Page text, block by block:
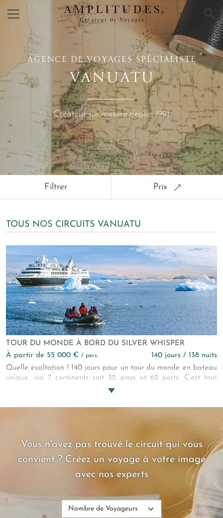
×
AGENCE DE VOYAGES SPÉCIALISTE
VANUATU
Créateur sur mesure depuis 1991
Filtrer Prix
TOUS NOS CIRCUITS VANUATU
TOUR DU MONDE À BORD DU SILVER WHISPER
à partir de 55 000 € / pers.
140 jours / 138 nuits
Quelle exaltation ! 140 jours pour un tour du monde en bateau
unique, via 7 continents soit 32 pays et 62 ports. C’est tout
simplement du jamais vu ! Soyez parmi les 382 pionniers à
Vous n'avez pas trouvé le circuit qui vous
convient ? Créez un voyage à votre image
avec nos experts